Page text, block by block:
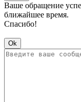
Ваше обращение
ближайшее время.
Спасибо!
Ok